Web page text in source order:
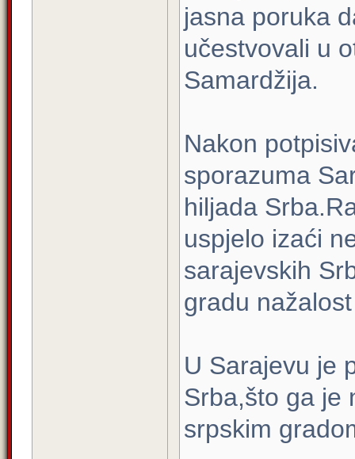
jasna poruka
učestvovali u
Samardžija.
Nakon
sporazuma
hiljada
uspjelo izaći
sarajevskih
gradu
U Sarajevu je
Srba,što ga je
srpskim